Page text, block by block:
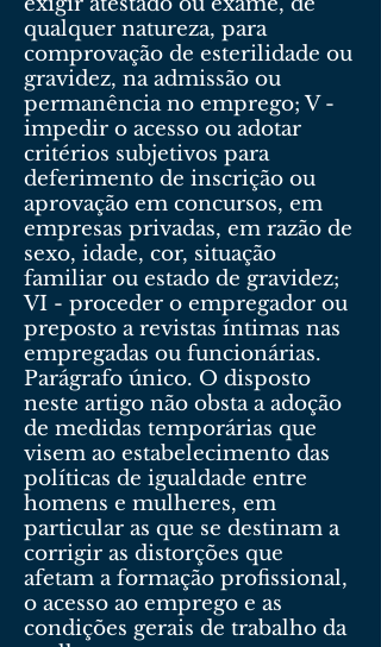
qualquer natureza, para
comprovação de esterilidade ou
gravidez, na admissão ou
permanência no emprego; V -
impedir o acesso ou adotar
critérios subjetivos para
deferimento de inscrição ou
aprovação em concursos, em
empresas privadas, em razão de
sexo, idade, cor, situação
familiar ou estado de gravidez;
VI - proceder o empregador ou
preposto a revistas íntimas nas
empregadas ou funcionárias.
Parágrafo único. O disposto
neste artigo não obsta a adoção
de medidas temporárias que
visem ao estabelecimento das
políticas de igualdade entre
homens e mulheres, em
particular as que se destinam a
corrigir as distorções que
afetam a formação profissional,
o acesso ao emprego e as
condições gerais de trabalho da